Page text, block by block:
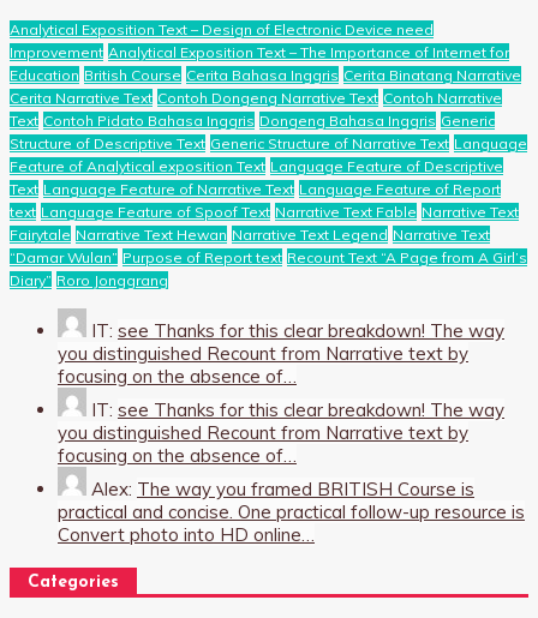
Analytical Exposition Text – Design of Electronic Device need
Improvement Analytical Exposition Text – The Importance of Internet for
Education British Course Cerita Bahasa Inggris Cerita Binatang Narrative
Cerita Narrative Text Contoh Dongeng Narrative Text Contoh Narrative
Text Contoh Pidato Bahasa Inggris Dongeng Bahasa Inggris Generic
Structure of Descriptive Text Generic Structure of Narrative Text Language
Feature of Analytical exposition Text Language Feature of Descriptive
Text Language Feature of Narrative Text Language Feature of Report
text Language Feature of Spoof Text Narrative Text Fable Narrative Text
Fairytale Narrative Text Hewan Narrative Text Legend Narrative Text
“Damar Wulan” Purpose of Report text Recount Text “A Page from A Girl’s
Diary” Roro Jonggrang
IT: see Thanks for this clear breakdown! The way
you distinguished Recount from Narrative text by
focusing on the absence of…
IT: see Thanks for this clear breakdown! The way
you distinguished Recount from Narrative text by
focusing on the absence of…
Alex: The way you framed BRITISH Course is
practical and concise. One practical follow-up resource is
Convert photo into HD online…
Categories